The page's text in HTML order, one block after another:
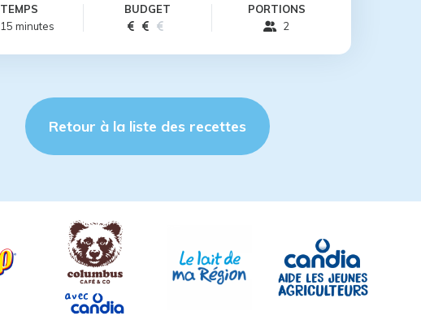
TEMPS
15 minutes
BUDGET
PORTIONS
2
Retour à la liste des recettes